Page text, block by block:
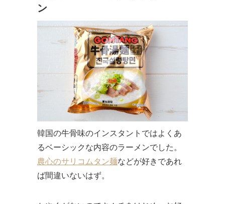
ン
韓国の牛骨味のインスタントではよくあ
るベーシックな内容のラーメンでした。
農心のサリコムタン麺などが好きであれ
ば間違いないはず。